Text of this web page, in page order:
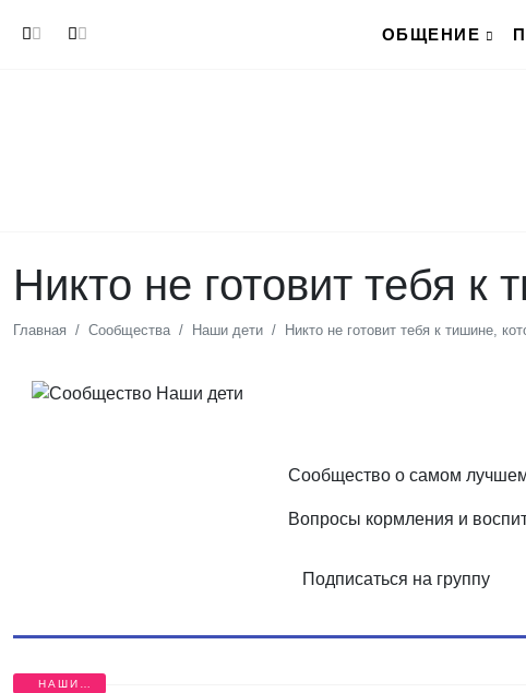
ОБЩЕНИЕ
Никто не готовит тебя
Главная Сообщества Наши дети Никто не готовит тебя к тишине,
Сообщество о самом
Вопросы кормления и
Подписаться на группу
НАШИ